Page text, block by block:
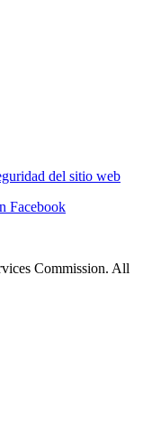
del sitio web
Facebook
Commission. All